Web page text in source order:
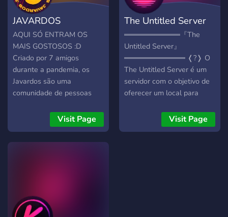
JAVARDOS
AQUI SÓ ENTRAM OS
MAIS GOSTOSOS :D
Criado por 7 amigos
durante a pandemia, os
Javardos são uma
comunidade de pessoas
+250 MEMBROS Neste
Giveaways / Sorteios ?; ?
Divulgação de
Visit Page
The Untitled Server
═══════════『The
Untitled Server』
════════════ ❬?❭ O
The Untitled Server é um
servidor com o objetivo de
oferecer um local para
relaxar! Veja algumas
coisas que a gente tem! \/
Visit Page